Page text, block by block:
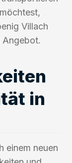
Villach
Angebot.
in
einem neuen